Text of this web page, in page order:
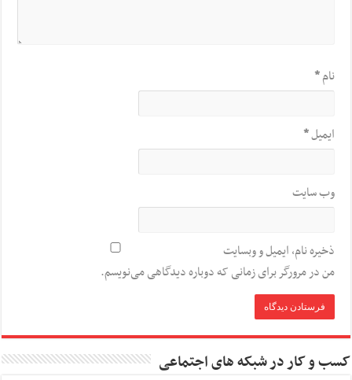
نام*
ایمیل*
وب‌ سایت
ذخیره نام، ایمیل و وبسایت
من در مرورگر برای زمانی که دوباره دیدگاهی می‌نویسم.
کسب و کار در شبکه های اجتماعی